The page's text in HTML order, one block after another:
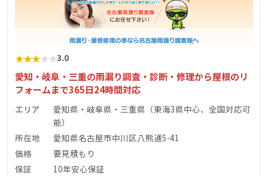
★★★★★3.0
愛知・岐阜・三重の雨漏り調査・診断・修理から屋根のリ
フォームまで365日24時間対応
エリア
愛知県・岐阜県・三重県（東海3県中心、全国対応可
能）
所在地
愛知県名古屋市中川区八熊通5-41
価格
要見積もり
保証
10年安心保証